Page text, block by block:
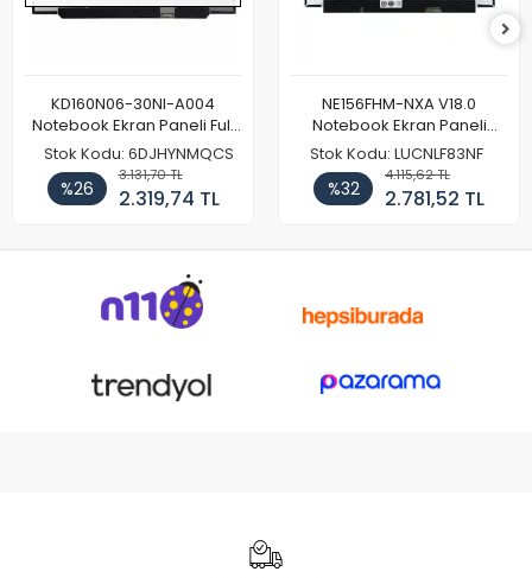
KD160N06-30NI-A004
Notebook Ekran Paneli Full
HD
Stok Kodu: 6DJHYNMQCS
%26
3.131,70 TL
2.319,74 TL
NE156FHM-NXA V18.0
Notebook Ekran Paneli
144Hz
Stok Kodu: LUCNLF83NF
%32
4.115,62 TL
2.781,52 TL